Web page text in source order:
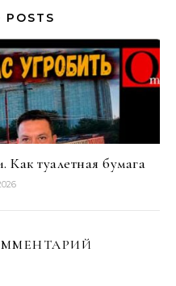
POSTS
туалетная бумага